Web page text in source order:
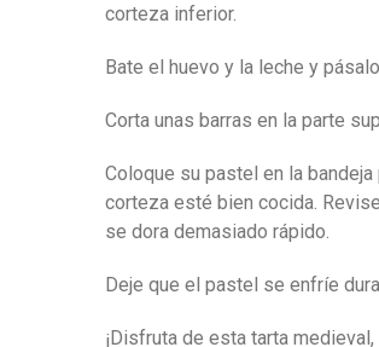
corteza inferior.
Bate el huevo y la leche y
Corta unas barras en la parte
Coloque su pastel en la
corteza esté bien cocida.
se dora demasiado rápido.
Deje que el pastel se enfríe
¡Disfruta de esta tarta